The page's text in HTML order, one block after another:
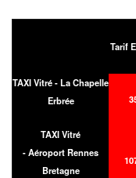
Tarif
TAXI Vitré - La Chapelle
Erbrée
TAXI Vitré
- Aéroport Rennes
Bretagne